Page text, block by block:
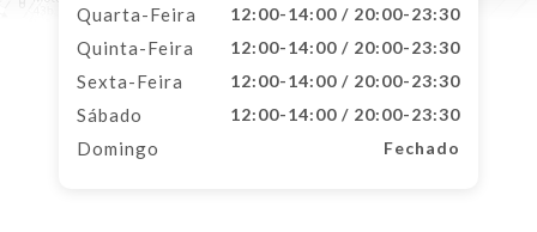
Quarta-Feira 12:00-14:00 / 20:00-23:30
Quinta-Feira 12:00-14:00 / 20:00-23:30
Sexta-Feira 12:00-14:00 / 20:00-23:30
Sábado 12:00-14:00 / 20:00-23:30
Domingo Fechado